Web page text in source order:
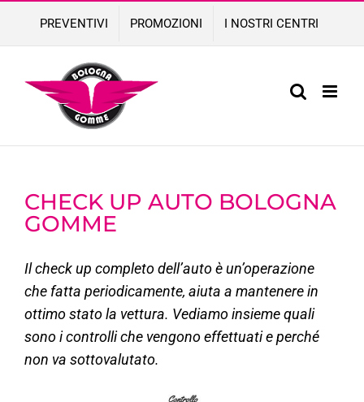
content
PREVENTIVI PROMOZIONI I NOSTRI CENTRI
CHECK UP AUTO BOLOGNA
GOMME
Il check up completo dell’auto è un’operazione
che fatta periodicamente, aiuta a mantenere in
ottimo stato la vettura. Vediamo insieme quali
sono i controlli che vengono effettuati e perché
non va sottovalutato.